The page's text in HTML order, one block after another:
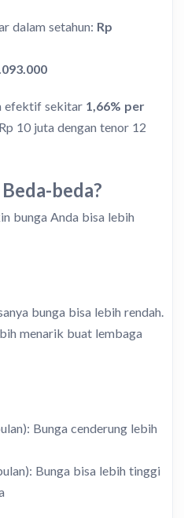
dalam setahun: Rp
efektif sekitar 1,66% per
10 juta dengan tenor 12
beda?
bunga Anda bisa lebih
bunga bisa lebih rendah.
menarik buat lembaga
Bunga cenderung lebih
Bunga bisa lebih tinggi